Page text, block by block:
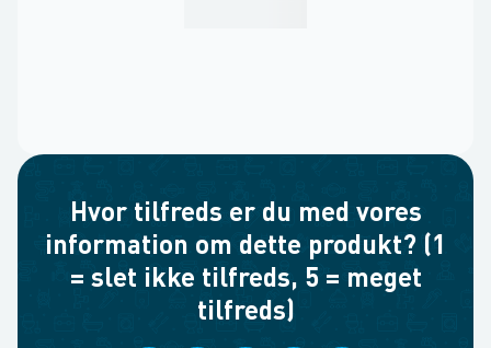
Hvor tilfreds er du med vores
information om dette produkt? (1
= slet ikke tilfreds, 5 = meget
tilfreds)